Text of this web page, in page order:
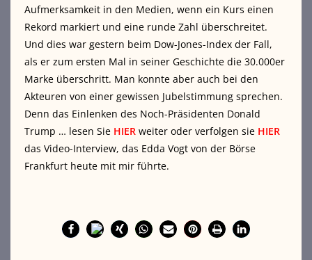
Aufmerksamkeit in den Medien, wenn ein Kurs einen
Rekord markiert und eine runde Zahl überschreitet.
Und dies war gestern beim Dow-Jones-Index der Fall,
als er zum ersten Mal in seiner Geschichte die 30.000er
Marke überschritt. Man konnte aber auch bei den
Akteuren von einer gewissen Jubelstimmung sprechen.
Denn das Einlenken des Noch-Präsidenten Donald
Trump … lesen Sie HIER weiter oder verfolgen sie HIER
das Video-Interview, das Edda Vogt von der Börse
Frankfurt heute mit mir führte.